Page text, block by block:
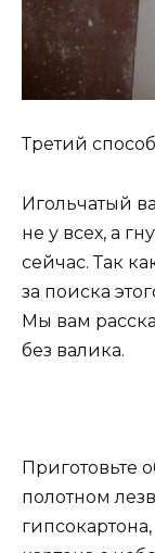
Третий способ
Игольчатый
не у всех, а
сейчас. Так
за поиска
Мы вам
без валика.
Приготовьте
полотном